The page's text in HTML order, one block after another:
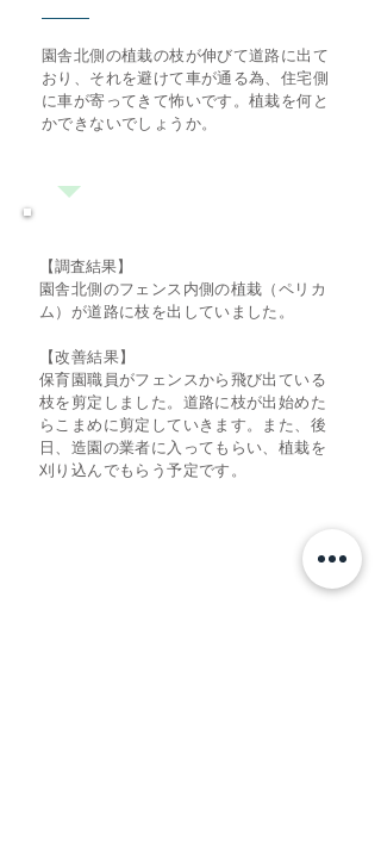
​園舎北側の植栽の枝が伸びて道路に出て
おり、それを避けて車が通る為、住宅側
に車が寄ってきて怖いです。植栽を何と
かできないでしょうか。
【調査結果】
​園舎北側のフェンス内側の植栽（ペリカ
ム）が道路に枝を出していました。
【改善結果】
​保育園職員がフェンスから飛び出ている
枝を剪定しました。道路に枝が出始めた
らこまめに剪定していきます。また、後
日、造園の業者に入ってもらい、植栽を
刈り込んでもらう予定です。